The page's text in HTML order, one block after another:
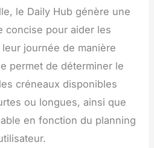
le Daily Hub génère une
concise pour aider les
journée de manière
permet de déterminer le
créneaux disponibles
ou longues, ainsi que
en fonction du planning